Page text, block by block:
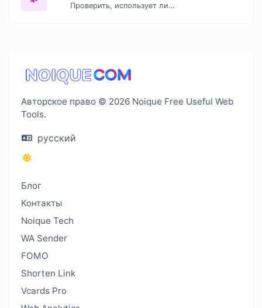
Проверить, использует ли веб-сайт новый протокол HTTP/2 или нет.
Авторское право © 2026 Noique Free Useful Web
Tools.
русский
Блог
Контакты
Noique Tech
WA Sender
FOMO
Shorten Link
Vcards Pro